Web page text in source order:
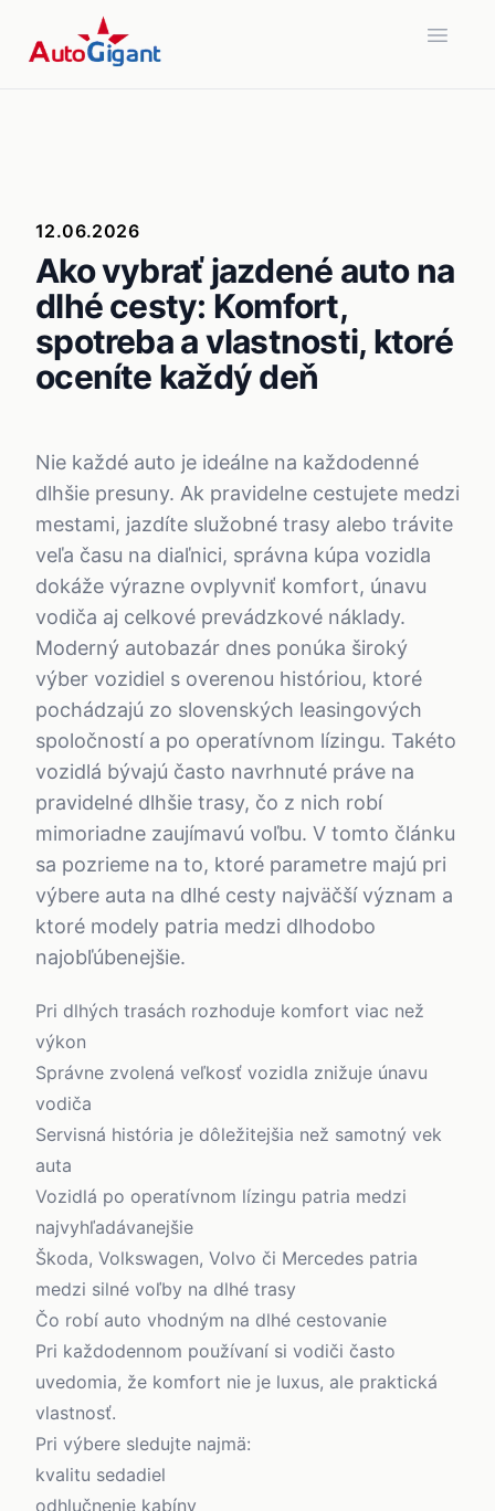
Open
12.06.2026
Ako vybrať jazdené auto na
dlhé cesty: Komfort,
spotreba a vlastnosti, ktoré
oceníte každý deň
Nie každé auto je ideálne na každodenné
dlhšie presuny. Ak pravidelne cestujete medzi
mestami, jazdíte služobné trasy alebo trávite
veľa času na diaľnici, správna kúpa vozidla
dokáže výrazne ovplyvniť komfort, únavu
vodiča aj celkové prevádzkové náklady.
Moderný autobazár dnes ponúka široký
výber vozidiel s overenou históriou, ktoré
pochádzajú zo slovenských leasingových
spoločností a po operatívnom lízingu. Takéto
vozidlá bývajú často navrhnuté práve na
pravidelné dlhšie trasy, čo z nich robí
mimoriadne zaujímavú voľbu. V tomto článku
sa pozrieme na to, ktoré parametre majú pri
výbere auta na dlhé cesty najväčší význam a
ktoré modely patria medzi dlhodobo
najobľúbenejšie.
Pri dlhých trasách rozhoduje komfort viac než
výkon
Správne zvolená veľkosť vozidla znižuje únavu
vodiča
Servisná história je dôležitejšia než samotný vek
auta
Vozidlá po operatívnom lízingu patria medzi
najvyhľadávanejšie
Škoda, Volkswagen, Volvo či Mercedes patria
medzi silné voľby na dlhé trasy
Čo robí auto vhodným na dlhé cestovanie
Pri každodennom používaní si vodiči často
uvedomia, že komfort nie je luxus, ale praktická
vlastnosť.
Pri výbere sledujte najmä:
kvalitu sedadiel
odhlučnenie kabíny